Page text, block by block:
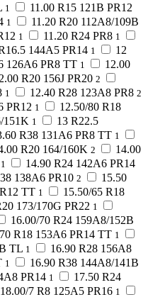
1
11.00 R15 121B PR12
1
11.20 R20 112A8/109B
1 11.20 R24 PR8 1
144A5 PR14 1
12
126A6 PR8 TT 1
12.00
R20 156J PR20 2
1 12.40 R28 123A8 PR8 2
PR12 1
12.50/80 R18
151K 1
13 R22.5
R38 131A6 PR8 TT 1
R20 164/160K 2
14.00
1 14.90 R24 142A6 PR14
138A6 PR10 2
15.50
TT 1
15.50/65 R18
173/170G PR22 1
16.00/70 R24 159A8/152B
R18 153A6 PR14 TT 1
TL 1
16.90 R28 156A8
1
16.90 R38 144A8/141B
PR14 1
17.50 R24
18.00/7 R8 125A5 PR16 1